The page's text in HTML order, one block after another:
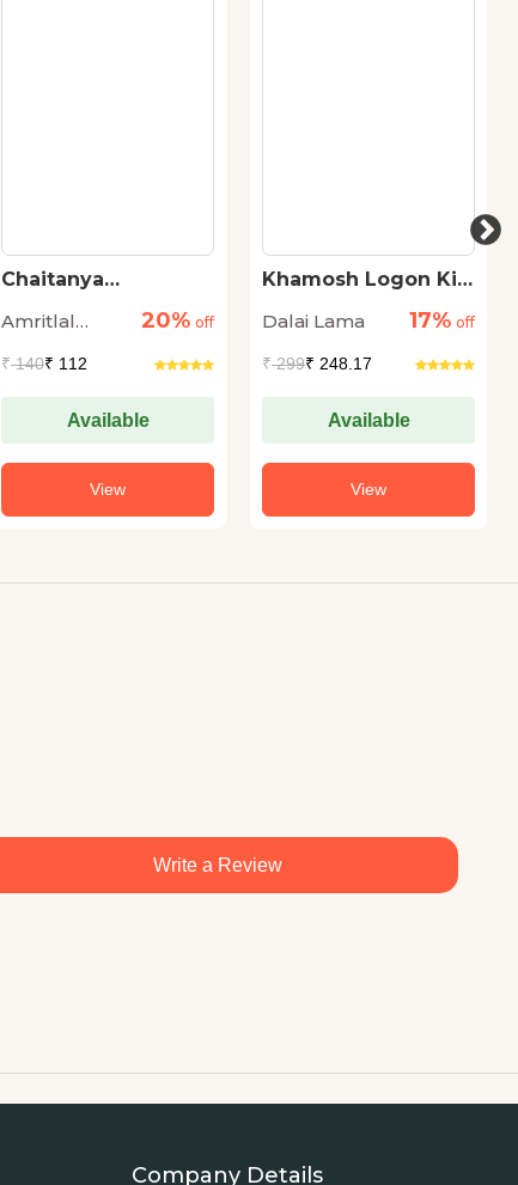
Chaitanya
Amritlal
20% off
₹140₹ 112
Available
View
Khamosh Logon Ki
Dalai Lama
17% off
₹299₹ 248.17
Available
View
Write a Review
Company Details